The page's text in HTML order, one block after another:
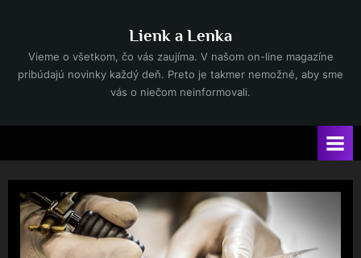
content
Lienk a Lenka
Vieme o všetkom, čo vás zaujíma. V našom on-line magazíne
pribúdajú novinky každý deň. Preto je takmer nemožné, aby sme
vás o niečom neinformovali.